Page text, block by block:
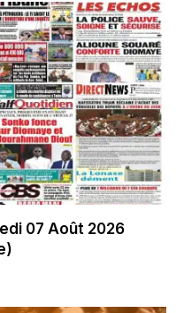
07 Août 2026